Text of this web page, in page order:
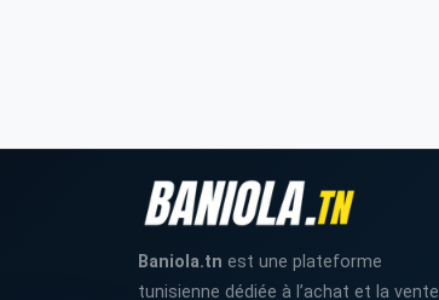
Baniola.tn est une plateforme
tunisienne dédiée à l’achat et la vente